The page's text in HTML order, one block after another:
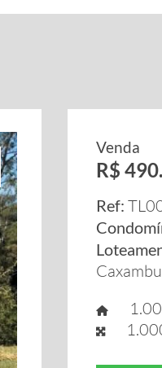
Venda
R$
Ref:
Caxambu